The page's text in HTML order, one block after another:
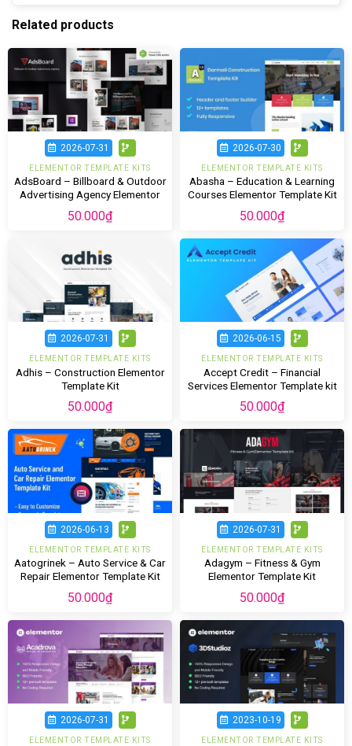
Related products
2026-07-31
ELEMENTOR TEMPLATE KITS
AdsBoard – Billboard & Outdoor
Advertising Agency Elementor
Template Kit
50.000₫
2026-07-30
ELEMENTOR TEMPLATE KITS
Abasha – Education & Learning
Courses Elementor Template Kit
50.000₫
2026-07-31
ELEMENTOR TEMPLATE KITS
Adhis – Construction Elementor
Template Kit
50.000₫
2026-06-15
ELEMENTOR TEMPLATE KITS
Accept Credit – Financial
Services Elementor Template kit
50.000₫
2026-06-13
ELEMENTOR TEMPLATE KITS
Aatogrinek – Auto Service & Car
Repair Elementor Template Kit
50.000₫
2026-07-31
ELEMENTOR TEMPLATE KITS
Adagym – Fitness & Gym
Elementor Template Kit
50.000₫
2026-07-31
ELEMENTOR TEMPLATE KITS
2023-10-19
ELEMENTOR TEMPLATE KITS